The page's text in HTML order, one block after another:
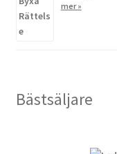
mer »
Bästsäljare